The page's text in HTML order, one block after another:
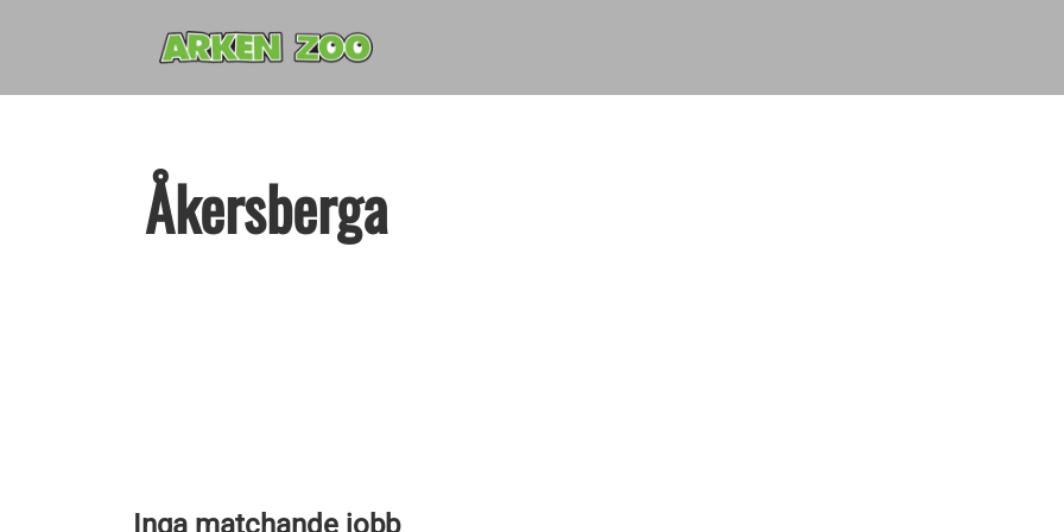
Åkersberga
Inga matchande jobb